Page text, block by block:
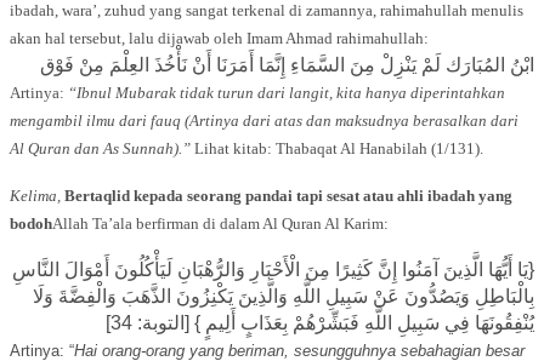
ibadah, wara’, zuhud yang sangat terkenal di zamannya, rahimahullah menulis
akan hal tersebut, lalu dijawab oleh Imam Ahmad rahimahullah:
ابْنُ المُبَارَك لَمْ يَنْزِلْ مِنَ السَّمَاءِ إِنَّمَا أَمَرَنَا أَنْ نَأْخُذَ العِلْمَ مِنْ فَوْق
Artinya: “Ibnul Mubarak tidak turun dari langit, kita hanya diperintahkan
mengambil ilmu dari fauq (Artinya dari atas dan maksudnya berasalkan dari
Al Quran dan As Sunnah).” Lihat kitab: Thabaqat Al Hanabilah (1/131).
Kelima, Bertaqlid kepada seorang pandai tapi sesat atau ahli ibadah yang
bodohAllah Ta’ala berfirman di dalam Al Quran Al Karim:
{يَا أَيُّهَا الَّذِينَ آمَنُوا إِنَّ كَثِيرًا مِنَ الْأَحْبَارِ وَالرُّهْبَانِ لَيَأْكُلُونَ أَمْوَالَ النَّاسِ
بِالْبَاطِلِ وَيَصُدُّونَ عَنْ سَبِيلِ اللَّهِ وَالَّذِينَ يَكْنِزُونَ الذَّهَبَ وَالْفِضَّةَ وَلَا
يُنْفِقُونَهَا فِي سَبِيلِ اللَّهِ فَبَشِّرْهُمْ بِعَذَابٍ أَلِيمٍ } [التوبة: 34]
Artinya: “Hai orang-orang yang beriman, sesungguhnya sebahagian besar